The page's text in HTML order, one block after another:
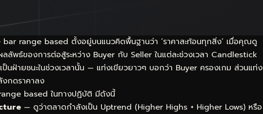
range based ตั้งอยู่บนแนวคิดพื้นฐานว่า ‘ราคาสะท้อนทุกสิ่ง’ เมื่อคุณดู
ลัพธ์ของการต่อสู้ระหว่าง Buyer กับ Seller ในแต่ละช่วงเวลา Candlestick
เป็นฝ่ายชนะในช่วงเวลานั้น — แท่งเขียวยาวๆ บอกว่า Buyer ครองเกม ส่วนแท่ง
กดราคาลง
based ในทางปฏิบัติ มีดังนี้
— ดูว่าตลาดกำลังเป็น Uptrend (Higher Highs + Higher Lows) หรือ